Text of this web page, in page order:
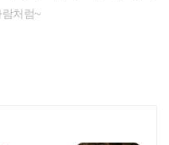
처럼~